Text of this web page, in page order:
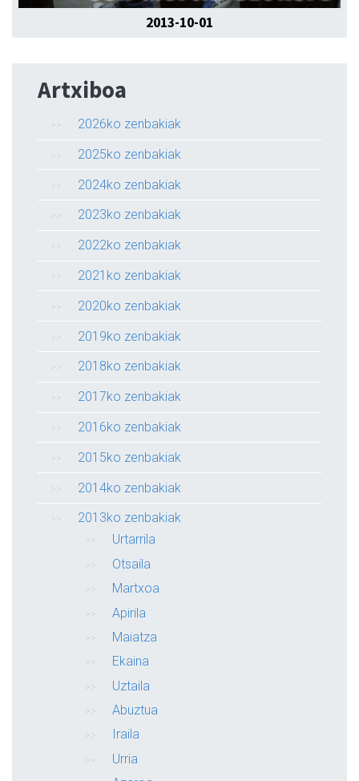
2013-10-01
Artxiboa
2026ko zenbakiak
2025ko zenbakiak
2024ko zenbakiak
2023ko zenbakiak
2022ko zenbakiak
2021ko zenbakiak
2020ko zenbakiak
2019ko zenbakiak
2018ko zenbakiak
2017ko zenbakiak
2016ko zenbakiak
2015ko zenbakiak
2014ko zenbakiak
2013ko zenbakiak
Urtarrila
Otsaila
Martxoa
Apirila
Maiatza
Ekaina
Uztaila
Abuztua
Iraila
Urria